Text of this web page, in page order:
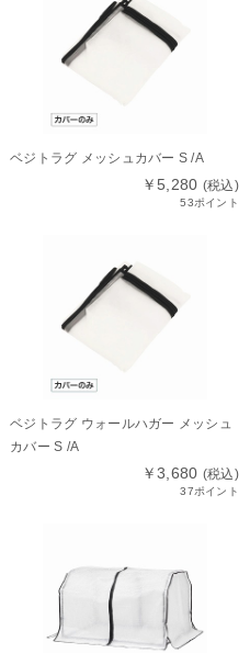
ベジトラグ メッシュカバー S /A
￥5,280 (税込)
53ポイント
ベジトラグ ウォールハガー メッシュ
カバー S /A
￥3,680 (税込)
37ポイント